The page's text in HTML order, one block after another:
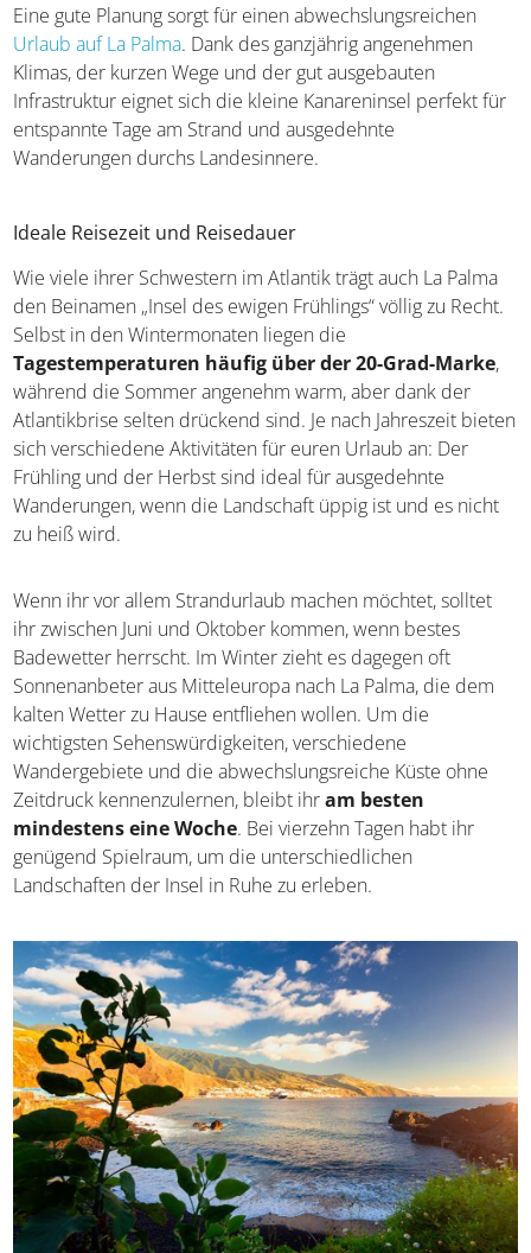
Eine gute Planung sorgt für einen abwechslungsreichen
Urlaub auf La Palma. Dank des ganzjährig angenehmen
Klimas, der kurzen Wege und der gut ausgebauten
Infrastruktur eignet sich die kleine Kanareninsel perfekt für
entspannte Tage am Strand und ausgedehnte
Wanderungen durchs Landesinnere.
Ideale Reisezeit und Reisedauer
Wie viele ihrer Schwestern im Atlantik trägt auch La Palma
den Beinamen „Insel des ewigen Frühlings“ völlig zu Recht.
Selbst in den Wintermonaten liegen die
Tagestemperaturen häufig über der 20-Grad-Marke,
während die Sommer angenehm warm, aber dank der
Atlantikbrise selten drückend sind. Je nach Jahreszeit bieten
sich verschiedene Aktivitäten für euren Urlaub an: Der
Frühling und der Herbst sind ideal für ausgedehnte
Wanderungen, wenn die Landschaft üppig ist und es nicht
zu heiß wird.
Wenn ihr vor allem Strandurlaub machen möchtet, solltet
ihr zwischen Juni und Oktober kommen, wenn bestes
Badewetter herrscht. Im Winter zieht es dagegen oft
Sonnenanbeter aus Mitteleuropa nach La Palma, die dem
kalten Wetter zu Hause entfliehen wollen. Um die
wichtigsten Sehenswürdigkeiten, verschiedene
Wandergebiete und die abwechslungsreiche Küste ohne
Zeitdruck kennenzulernen, bleibt ihram besten
mindestens eine Woche. Bei vierzehn Tagen habt ihr
genügend Spielraum, um die unterschiedlichen
Landschaften der Insel in Ruhe zu erleben.